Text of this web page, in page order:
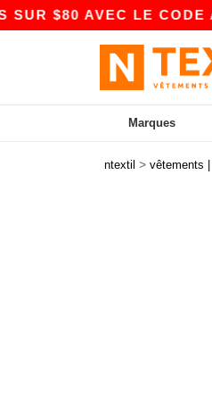
AVEC LE CODE APP10
Marques
ntextil > vêtements